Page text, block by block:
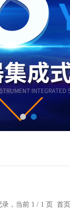
录，当前 1 / 1 页